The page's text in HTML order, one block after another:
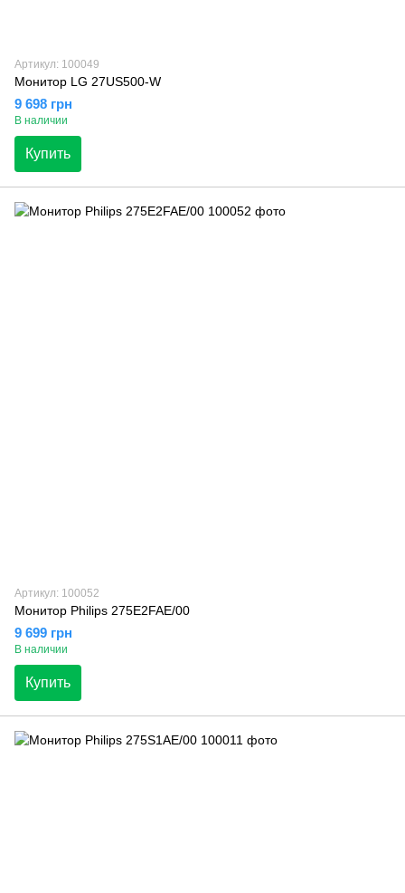
Артикул: 100049
Монитор LG 27US500-W
9 698 грн
В наличии
Купить
Артикул: 100052
Монитор Philips 275E2FAE/00
9 699 грн
В наличии
Купить